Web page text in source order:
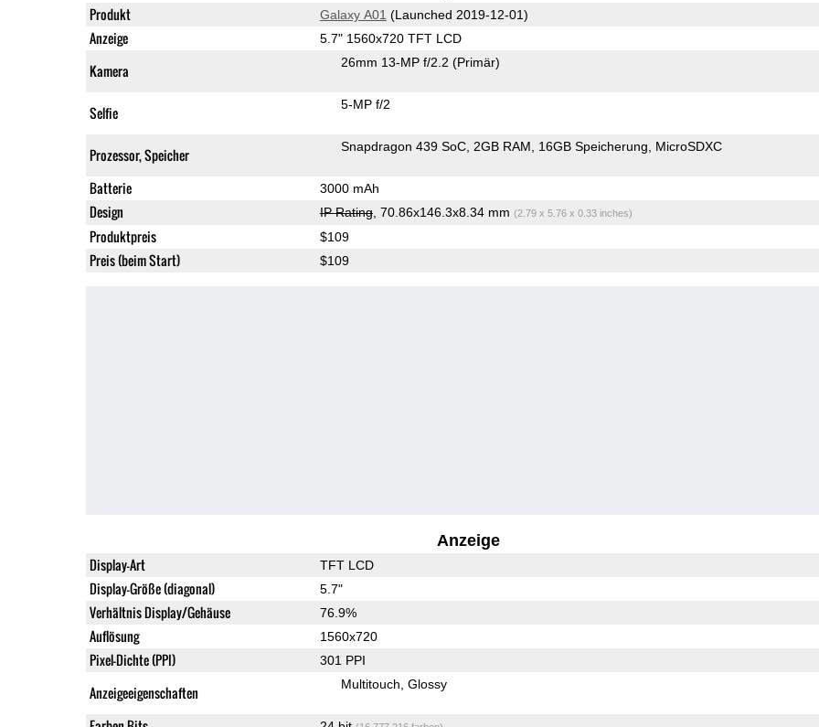
Produkt Galaxy A01 (Launched 2019-12-01)
Anzeige 5.7" 1560x720 TFT LCD
Kamera 26mm 13-MP f/2.2 (Primär)
Selfie 5-MP f/2
Prozessor, Speicher Snapdragon 439 SoC 2GB RAM 16GB Speicherung MicroSDXC
Batterie 3000 mAh
Design IP Rating, 70.86x146.3x8.34 mm (2.79 x 5.76 x 0.33 inches)
Produktpreis $109
Preis (beim Start) $109
Anzeige
Display-Art TFT LCD
Display-Größe (diagonal) 5.7"
Verhältnis Display/Gehäuse 76.9%
Auflösung 1560x720
Pixel-Dichte (PPI) 301 PPI
Anzeigeeigenschaften Multitouch Glossy